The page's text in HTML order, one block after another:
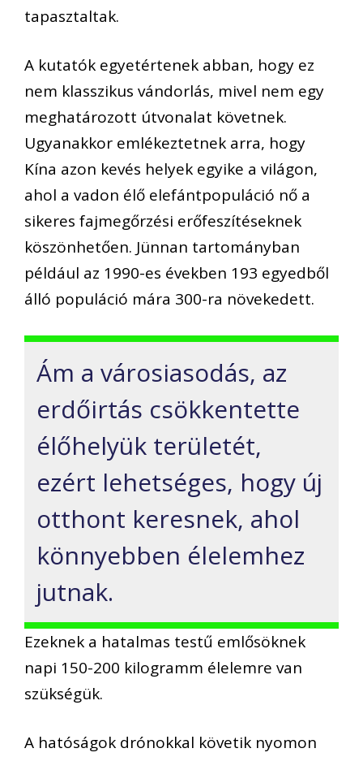
tapasztaltak.
A kutatók egyetértenek abban, hogy ez
nem klasszikus vándorlás, mivel nem egy
meghatározott útvonalat követnek.
Ugyanakkor emlékeztetnek arra, hogy
Kína azon kevés helyek egyike a világon,
ahol a vadon élő elefántpopuláció nő a
sikeres fajmegőrzési erőfeszítéseknek
köszönhetően. Jünnan tartományban
például az 1990-es években 193 egyedből
álló populáció mára 300-ra növekedett.
Ám a városiasodás, az
erdőirtás csökkentette
élőhelyük területét,
ezért lehetséges, hogy új
otthont keresnek, ahol
könnyebben élelemhez
jutnak.
Ezeknek a hatalmas testű emlősöknek
napi 150-200 kilogramm élelemre van
szükségük.
A hatóságok drónokkal követik nyomon